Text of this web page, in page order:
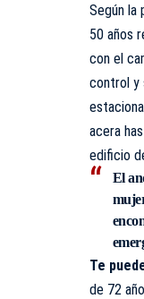
Según la
50 años
con el
control y
acera
edificio
El
Te
de 72